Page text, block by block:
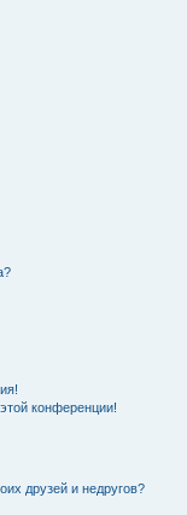
конференции!
друзей и недругов?